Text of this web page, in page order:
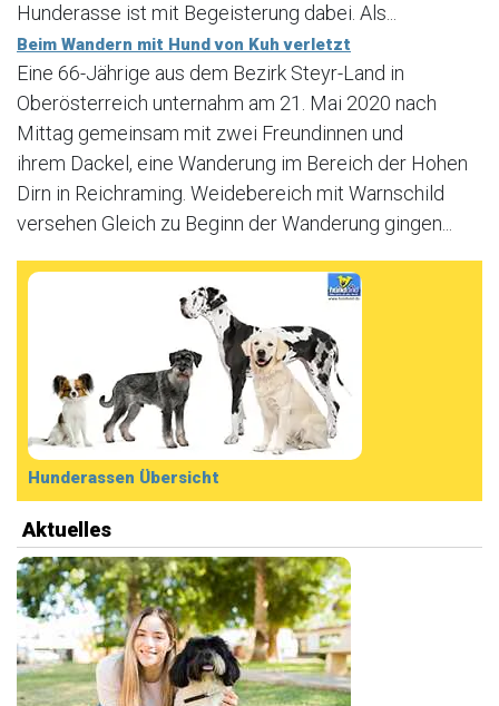
Hunderasse ist mit Begeisterung dabei. Als...
Beim Wandern mit Hund von Kuh verletzt
Eine 66-Jährige aus dem Bezirk Steyr-Land in
Oberösterreich unternahm am 21. Mai 2020 nach
Mittag gemeinsam mit zwei Freundinnen und
ihrem Dackel, eine Wanderung im Bereich der Hohen
Dirn in Reichraming. Weidebereich mit Warnschild
versehen Gleich zu Beginn der Wanderung gingen...
Hunderassen Übersicht
Aktuelles